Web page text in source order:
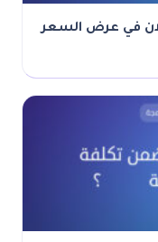
في عرض السعر